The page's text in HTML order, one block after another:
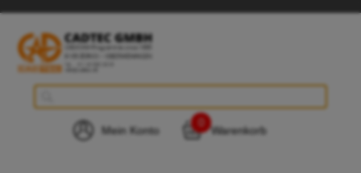
Mein Konto Warenkorb